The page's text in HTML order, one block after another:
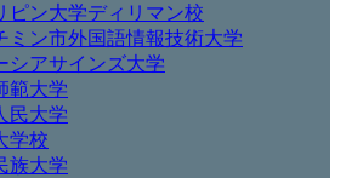
ピン大学ディリマン校
ミン市外国語情報技術大学
シアサインズ大学
範大学
民大学
学校
族大学